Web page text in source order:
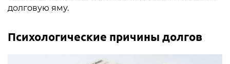
долговую яму.
Психологические причины долгов